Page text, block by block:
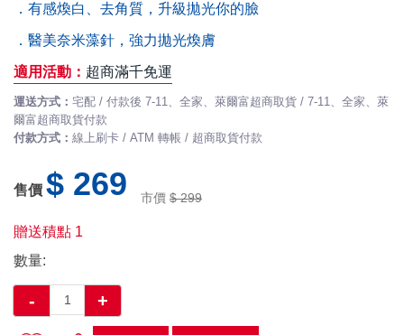
．有感煥白、去角質，升級拋光你的臉
．醫美奈米藻針，強力拋光煥膚
適用活動： 超商滿千免運
運送方式： 宅配 / 付款後 7-11、全家、萊爾富超商取貨 / 7-11、全家、萊
爾富超商取貨付款
付款方式： 線上刷卡 / ATM 轉帳 / 超商取貨付款
售價 $ 269 市價 $ 299
贈送積點 1
數量:
- +